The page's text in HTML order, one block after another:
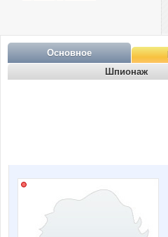
Основное
Шпионаж